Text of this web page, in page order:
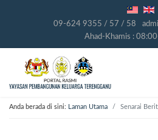
09-624 9355 / 57 / 58
Ahad-Khamis :
Anda berada di sini: Laman Utama Senarai